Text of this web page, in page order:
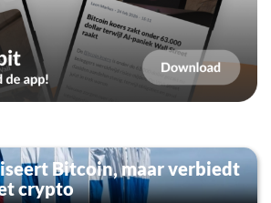
Bitcoin, maar verbiedt
crypto